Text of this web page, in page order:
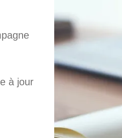
à jour